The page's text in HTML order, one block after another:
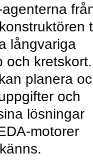
långvariga
och kretskort.
planera
och
lösningar
motorer